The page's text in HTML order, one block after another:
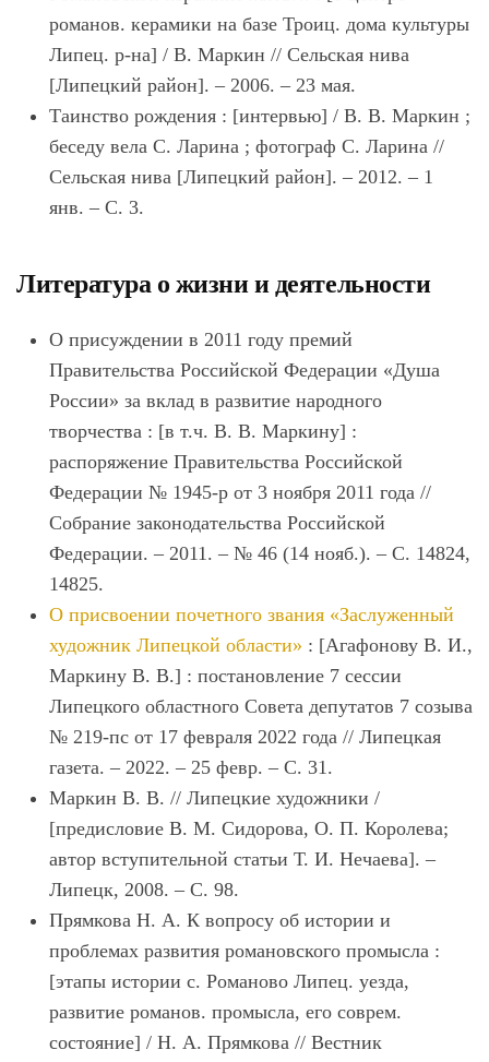
романов. керамики на базе Троиц. дома культуры
Липец. р-на] / В. Маркин // Сельская нива
[Липецкий район]. – 2006. – 23 мая.
Таинство рождения : [интервью] / В. В. Маркин ;
беседу вела С. Ларина ; фотограф С. Ларина //
Сельская нива [Липецкий район]. – 2012. – 1
янв. – С. 3.
Литература о жизни и деятельности
О присуждении в 2011 году премий
Правительства Российской Федерации «Душа
России» за вклад в развитие народного
творчества : [в т.ч. В. В. Маркину] :
распоряжение Правительства Российской
Федерации № 1945-р от 3 ноября 2011 года //
Собрание законодательства Российской
Федерации. – 2011. – № 46 (14 нояб.). – С. 14824,
14825.
О присвоении почетного звания «Заслуженный
художник Липецкой области» : [Агафонову В. И.,
Маркину В. В.] : постановление 7 сессии
Липецкого областного Совета депутатов 7 созыва
№ 219-пс от 17 февраля 2022 года // Липецкая
газета. – 2022. – 25 февр. – С. 31.
Маркин В. В. // Липецкие художники /
[предисловие В. М. Сидорова, О. П. Королева;
автор вступительной статьи Т. И. Нечаева]. –
Липецк, 2008. – С. 98.
Прямкова Н. А. К вопросу об истории и
проблемах развития романовского промысла :
[этапы истории с. Романово Липец. уезда,
развитие романов. промысла, его соврем.
состояние] / Н. А. Прямкова // Вестник